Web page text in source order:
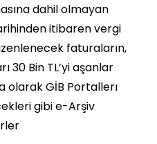
dahil olmayan
itibaren vergi
faturaların,
30 Bin TL’yi aşanlar
olarak GİB Portallerı
gibi e-Arşiv